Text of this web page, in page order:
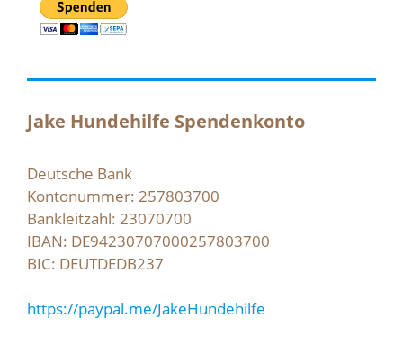
Jake Hundehilfe Spendenkonto
Deutsche Bank
Kontonummer: 257803700
Bankleitzahl: 23070700
IBAN: DE94230707000257803700
BIC: DEUTDEDB237
https://paypal.me/JakeHundehilfe